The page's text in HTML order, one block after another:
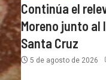
Continúa el
Moreno junto al
Santa Cruz
5 de agosto de 2026